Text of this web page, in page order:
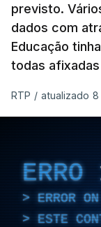
previsto.
dados com
Educação
todas
RTP / atualizado 8
ERRO
ERROR
ESTE